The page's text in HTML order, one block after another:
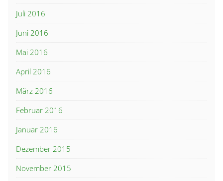
Juli 2016
Juni 2016
Mai 2016
April 2016
März 2016
Februar 2016
Januar 2016
Dezember 2015
November 2015